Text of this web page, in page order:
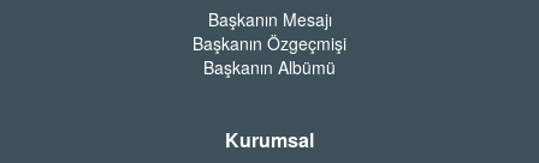
Başkanın Mesajı
Başkanın Özgeçmişi
Başkanın Albümü
Kurumsal